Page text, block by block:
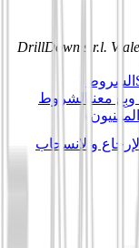
DrillDown s.r.l.
الشروط
معنا
الشروط
والانسحاب